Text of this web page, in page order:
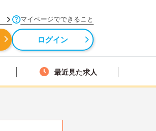
マイページでできること
ログイン
最近見た求人